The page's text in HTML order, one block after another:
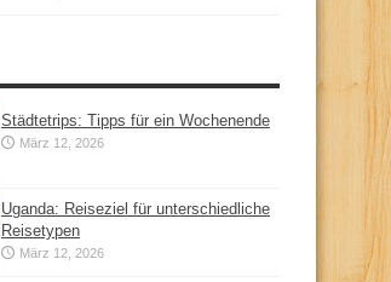
Städtetrips: Tipps für ein Wochenende
März 12, 2026
Uganda: Reiseziel für unterschiedliche
Reisetypen
März 12, 2026